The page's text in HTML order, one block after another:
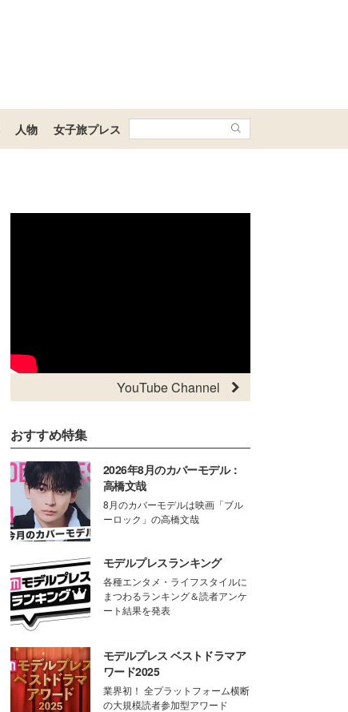
人物 女子旅プレス
YouTube Channel
おすすめ特集
2026年8月のカバーモデル：
高橋文哉
8月のカバーモデルは映画「ブル
ーロック」の高橋文哉
モデルプレスランキング
各種エンタメ・ライフスタイルに
まつわるランキング＆読者アンケ
ート結果を発表
モデルプレス ベストドラマア
ワード2025
業界初！ 全プラットフォーム横断
の大規模読者参加型アワード